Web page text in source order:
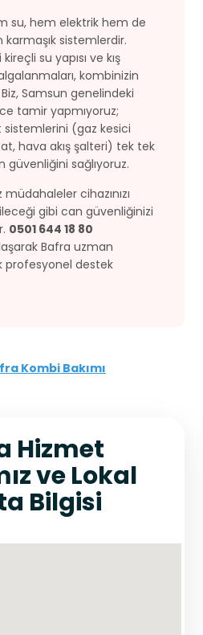
su, hem elektrik hem de
karmaşık sistemlerdir.
su yapısı ve kış
kombinizin
Samsun genelindeki
tamir yapmıyoruz;
sistemlerini (gaz kesici
hava akış şalteri) tek tek
güvenliğini sağlıyoruz.
cihazınızı
gibi can güvenliğinizi
0501 644 18 80
Bafra uzman
profesyonel destek
Kombi Bakımı
Hizmet
ve Lokal
Bilgisi